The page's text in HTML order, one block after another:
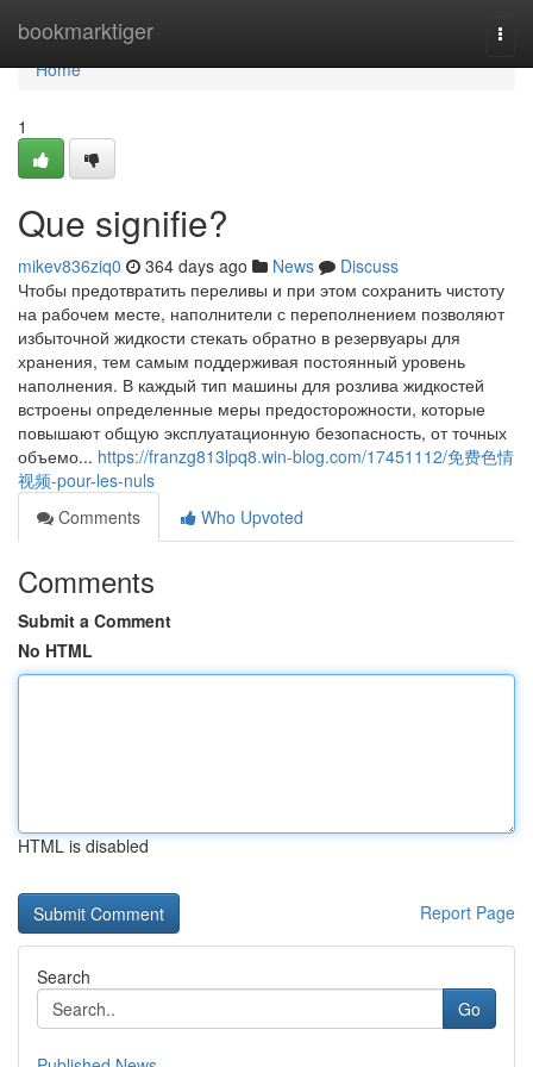
bookmarktiger
Home
Home
1
Que signifie?
mikev836ziq0 364 days ago News
Discuss
Чтобы предотвратить переливы и при этом сохранить чистоту
на рабочем месте, наполнители с переполнением позволяют
избыточной жидкости стекать обратно в резервуары для
хранения, тем самым поддерживая постоянный уровень
наполнения. В каждый тип машины для розлива жидкостей
встроены определенные меры предосторожности, которые
повышают общую эксплуатационную безопасность, от точных
объемо... https://franzg813lpq8.win-blog.com/17451112/免费色情
视频-pour-les-nuls
Comments
Who Upvoted
Comments
Submit a Comment
No HTML
HTML is disabled
Report Page
Search
Go